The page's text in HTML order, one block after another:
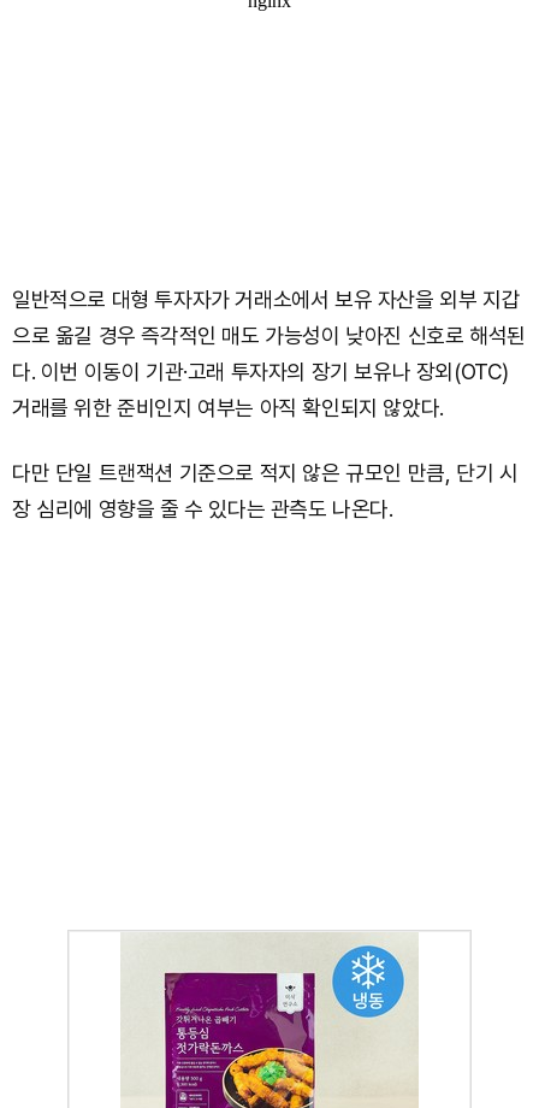
일반적으로 대형 투자자가 거래소에서 보유 자산을 외부 지갑
으로 옮길 경우 즉각적인 매도 가능성이 낮아진 신호로 해석된
다. 이번 이동이 기관·고래 투자자의 장기 보유나 장외(OTC)
거래를 위한 준비인지 여부는 아직 확인되지 않았다.
다만 단일 트랜잭션 기준으로 적지 않은 규모인 만큼, 단기 시
장 심리에 영향을 줄 수 있다는 관측도 나온다.